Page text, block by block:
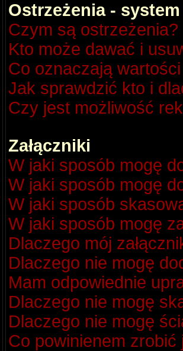
Ostrzeżenia -
Czym są ostrzeżenia?
Kto może dawać i
Co oznaczają
Jak sprawdzić kto i
Czy jest możliwość
Załączniki
W jaki sposób mogę
W jaki sposób mogę
W jaki sposób
W jaki sposób mogę
Dlaczego mój
Dlaczego nie mogę
Mam odpowiednie
Dlaczego nie mogę
Dlaczego nie mogę
Co powinienem zrobić